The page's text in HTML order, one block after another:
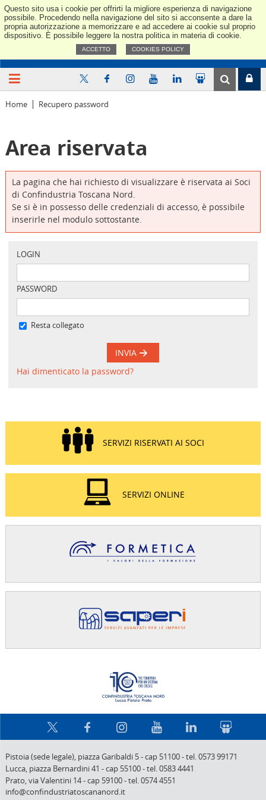
Questo sito usa i cookie per offrirti la migliore esperienza di navigazione
possibile. Procedendo nella navigazione del sito si acconsente a dare la
propria autorizzazione a memorizzare e ad accedere ai cookie sul proprio
dispositivo. È possibile leggere la nostra politica in materia di cookie.
ACCETTO COOKIES POLICY
Home Recupero password
Area riservata
La pagina che hai richiesto di visualizzare è riservata ai Soci
di Confindustria Toscana Nord.
Se si è in possesso delle credenziali di accesso, è possibile
inserirle nel modulo sottostante.
LOGIN
PASSWORD
Resta collegato
INVIA
Hai dimenticato la password?
SERVIZI RISERVATI AI SOCI
SERVIZI ONLINE
Pistoia (sede legale), piazza Garibaldi 5-cap 51100-tel. 0573 99171
Lucca, piazza Bernardini 41 -cap 55100-tel. 0583 4441
Prato,via Valentini 14-cap 59100-tel. 0574 4551
info@confindustriatoscananord.it